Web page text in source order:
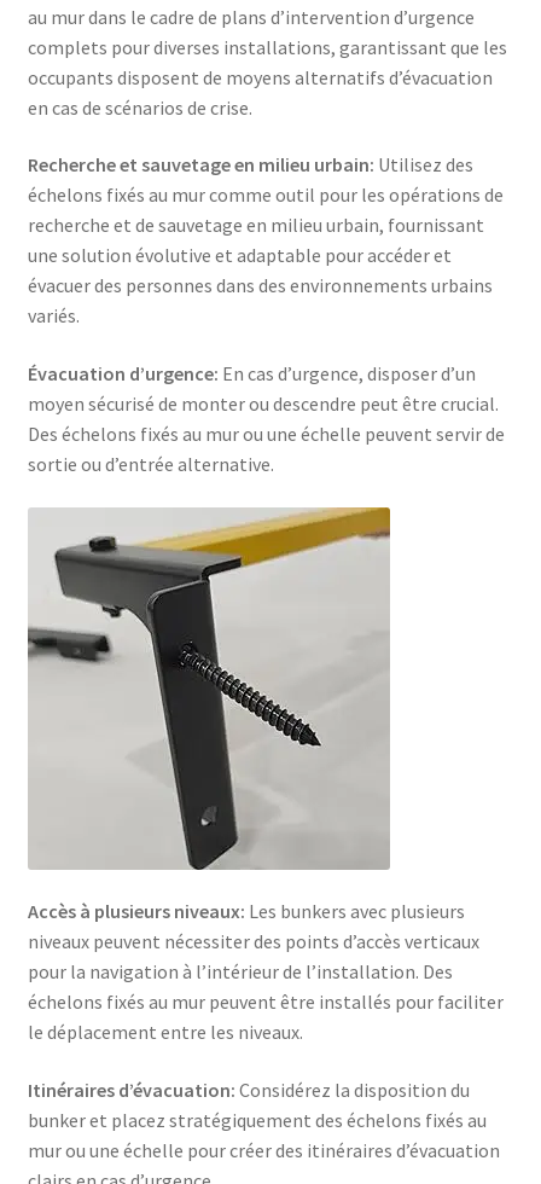
au mur dans le cadre de plans d’intervention d’urgence
complets pour diverses installations, garantissant que les
occupants disposent de moyens alternatifs d’évacuation
en cas de scénarios de crise.
Recherche et sauvetage en milieu urbain: Utilisez des
échelons fixés au mur comme outil pour les opérations de
recherche et de sauvetage en milieu urbain, fournissant
une solution évolutive et adaptable pour accéder et
évacuer des personnes dans des environnements urbains
variés.
Évacuation d’urgence: En cas d’urgence, disposer d’un
moyen sécurisé de monter ou descendre peut être crucial.
Des échelons fixés au mur ou une échelle peuvent servir de
sortie ou d’entrée alternative.
Accès à plusieurs niveaux: Les bunkers avec plusieurs
niveaux peuvent nécessiter des points d’accès verticaux
pour la navigation à l’intérieur de l’installation. Des
échelons fixés au mur peuvent être installés pour faciliter
le déplacement entre les niveaux.
Itinéraires d’évacuation: Considérez la disposition du
bunker et placez stratégiquement des échelons fixés au
mur ou une échelle pour créer des itinéraires d’évacuation